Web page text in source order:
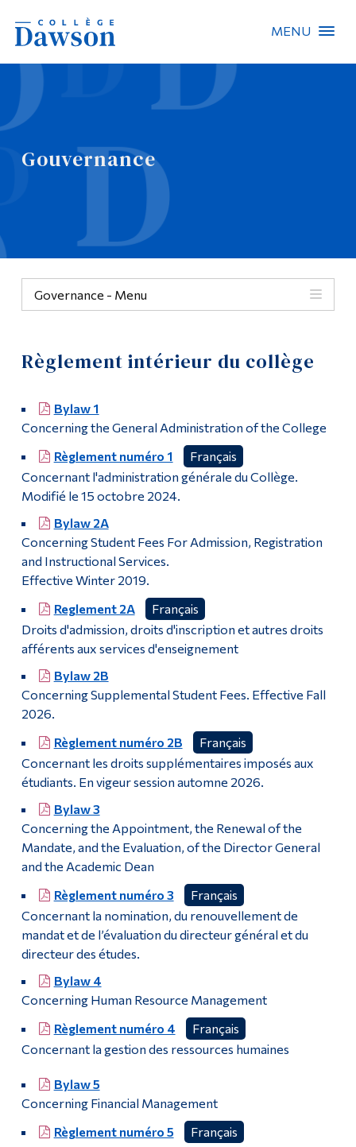
MENU
Gouvernance
Governance - Menu
Communications et affaires corporatives
Conseil d'administration
Sénat
Plan de gestion annuel
Politiques et règlements
Règlement intérieur du collège
Politiques du collège
Procédures
Formulaires du collège
Politique institutionnelle d’évaluation des apprentissages
Archives et gestion des documents (ARM)
Règlement intérieur du collège
Bylaw 1
Concerning the General Administration of the College
Règlement numéro 1
Français
Concernant l'administration générale du Collège.
Modifié le 15 octobre 2024.
Bylaw 2A
Concerning Student Fees For Admission, Registration
and Instructional Services.
Effective Winter 2019.
Reglement 2A
Français
Droits d'admission, droits d'inscription et autres droits
afférents aux services d'enseignement
Bylaw 2B
Concerning Supplemental Student Fees. Effective Fall
2026.
Règlement numéro 2B
Français
Concernant les droits supplémentaires imposés aux
étudiants. En vigeur session automne 2026.
Bylaw 3
Concerning the Appointment, the Renewal of the
Mandate, and the Evaluation, of the Director General
and the Academic Dean
Règlement numéro 3
Français
Concernant la nomination, du renouvellement de
mandat et de l’évaluation du directeur général et du
directeur des études.
Bylaw 4
Concerning Human Resource Management
Règlement numéro 4
Français
Concernant la gestion des ressources humaines
Bylaw 5
Concerning Financial Management
Règlement numéro 5
Français
Recherche sur le site
Recherche de personnes
Omnivox
Informations
Menu principal
Programmes
Admissions
La vie à Dawson
Qui vous êtes
Futurs étudiants
Corps enseignant et
Diplômé·es et visiteur·euses